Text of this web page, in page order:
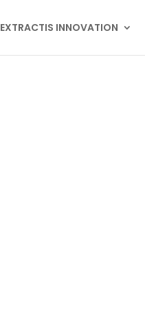
EXTRACTIS INNOVATION